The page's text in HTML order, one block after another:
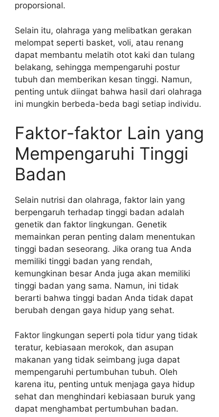
proporsional.
Selain itu, olahraga yang melibatkan gerakan
melompat seperti basket, voli, atau renang
dapat membantu melatih otot kaki dan tulang
belakang, sehingga mempengaruhi postur
tubuh dan memberikan kesan tinggi. Namun,
penting untuk diingat bahwa hasil dari olahraga
ini mungkin berbeda-beda bagi setiap individu.
Faktor-faktor Lain yang
Mempengaruhi Tinggi
Badan
Selain nutrisi dan olahraga, faktor lain yang
berpengaruh terhadap tinggi badan adalah
genetik dan faktor lingkungan. Genetik
memainkan peran penting dalam menentukan
tinggi badan seseorang. Jika orang tua Anda
memiliki tinggi badan yang rendah,
kemungkinan besar Anda juga akan memiliki
tinggi badan yang sama. Namun, ini tidak
berarti bahwa tinggi badan Anda tidak dapat
berubah dengan gaya hidup yang sehat.
Faktor lingkungan seperti pola tidur yang tidak
teratur, kebiasaan merokok, dan asupan
makanan yang tidak seimbang juga dapat
mempengaruhi pertumbuhan tubuh. Oleh
karena itu, penting untuk menjaga gaya hidup
sehat dan menghindari kebiasaan buruk yang
dapat menghambat pertumbuhan badan.